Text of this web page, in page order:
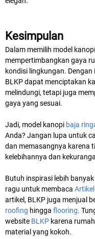
Kesimpulan
Dalam memilih model
mempertimbangkan gaya
kondisi lingkungan.
BLKP dapat menciptakan
melindungi, tetapi juga
gaya yang sesuai.
Jadi, model kanopi baja
Anda? Jangan lupa untuk
dan memasangnya karena
kelebihannya dan
Butuh inspirasi lebih
ragu untuk membaca Artikel
artikel, BLKP juga menjual
roofing hingga flooring.
website BLKP karena
material yang kokoh.